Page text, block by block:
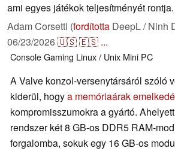
ami egyes játékok teljesítményét rontja.
Adam Corsetti (fordította DeepL / Ninh
06/23/2026🇺🇸🇪🇸 ...
ConsoleGaming Linux / Unix Mini PC
A Valve konzol-versenytársáról szóló
kiderül, hogya memóriaárak
kompromisszumokra a gyártó.
rendszer két 8 GB-os DDR5 RAM-
forgalomba, sokuk egy 16 GB-os